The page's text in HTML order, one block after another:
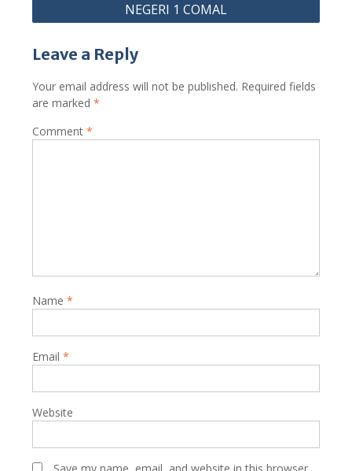
NEGERI 1 COMAL
Leave a Reply
Your email address will not be published. Required fields
are marked *
Comment *
Name *
Email *
Website